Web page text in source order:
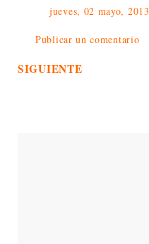
jueves, 02 mayo, 2013
Publicar un comentario
SIGUIENTE